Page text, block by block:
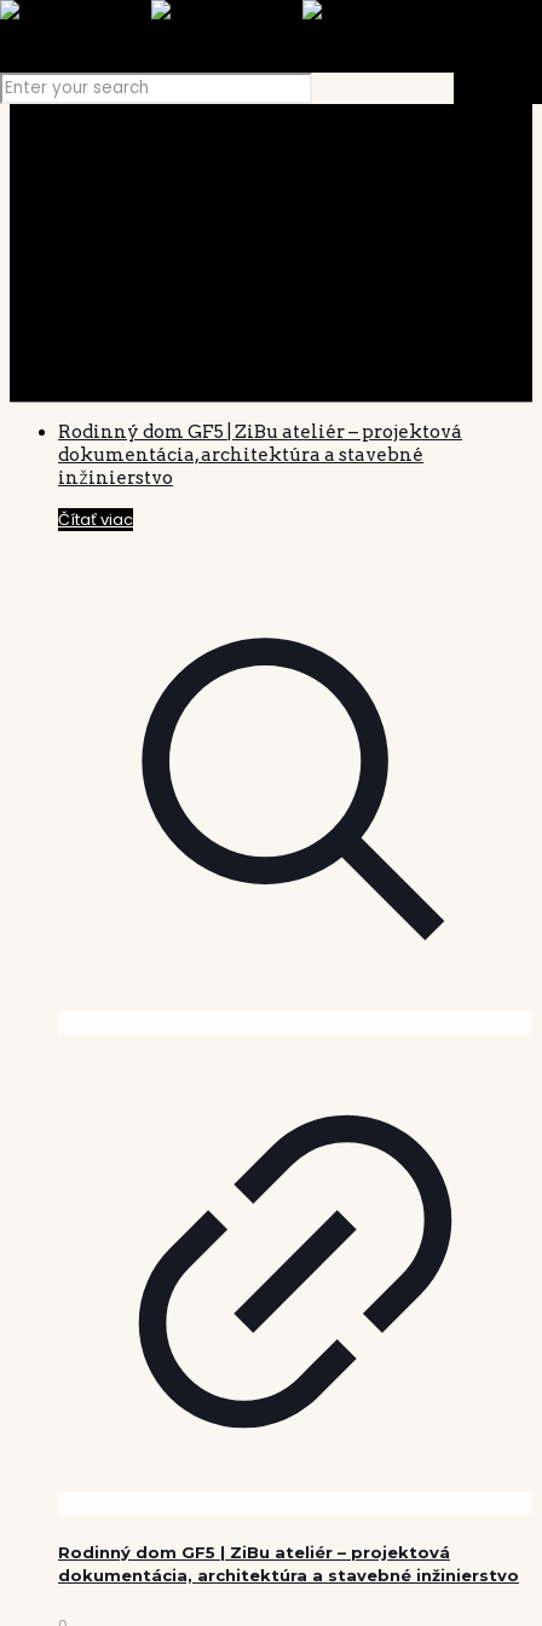
Rodinný dom GF5 | ZiBu ateliér – projektová
dokumentácia, architektúra a stavebné
inžinierstvo
Čítať viac
Rodinný dom GF5 | ZiBu ateliér – projektová
dokumentácia, architektúra a stavebné inžinierstvo